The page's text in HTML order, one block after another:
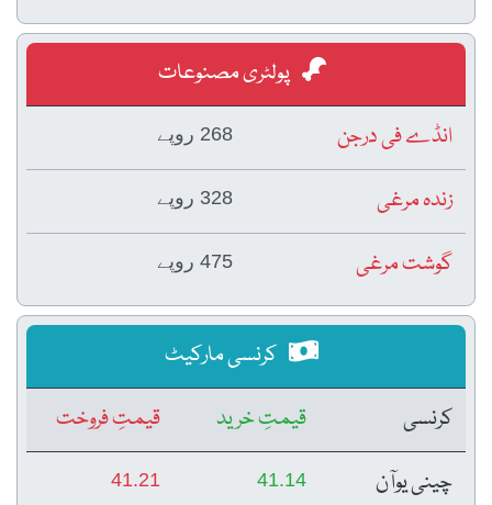
پولٹری مصنوعات
انڈے فی درجن
268 روپے
زندہ مرغی 328 روپے
گوشت مرغی 475 روپے
کرنسی مارکیٹ
کرنسی
قیمتِ خرید
قیمتِ فروخت
چینی یوآن
41.14
41.21